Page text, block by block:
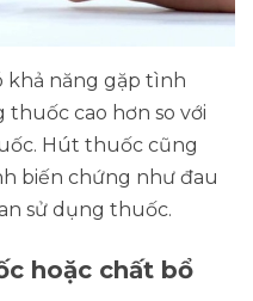
khả năng gặp tình
cao hơn so với
Hút thuốc cũng
biến chứng như đau
sử dụng thuốc.
hoặc chất bổ